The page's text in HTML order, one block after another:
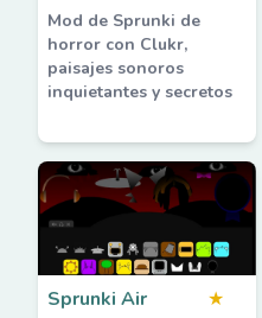
Mod de Sprunki de
horror con Clukr,
paisajes sonoros
inquietantes y secretos
Sprunki Air
★